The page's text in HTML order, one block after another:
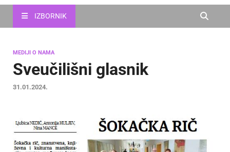
IZBORNIK
MEDIJI O NAMA
Sveučilišni glasnik
31.01.2024.